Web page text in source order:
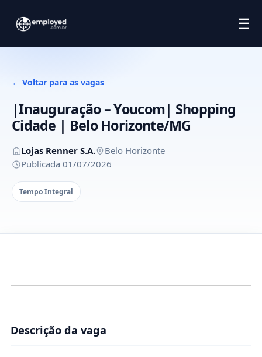
☰
← Voltar para as vagas
|Inauguração – Youcom| Shopping
Cidade | Belo Horizonte/MG
Lojas Renner S.A.
Belo Horizonte
Publicada 01/07/2026
Tempo Integral
Descrição da vaga